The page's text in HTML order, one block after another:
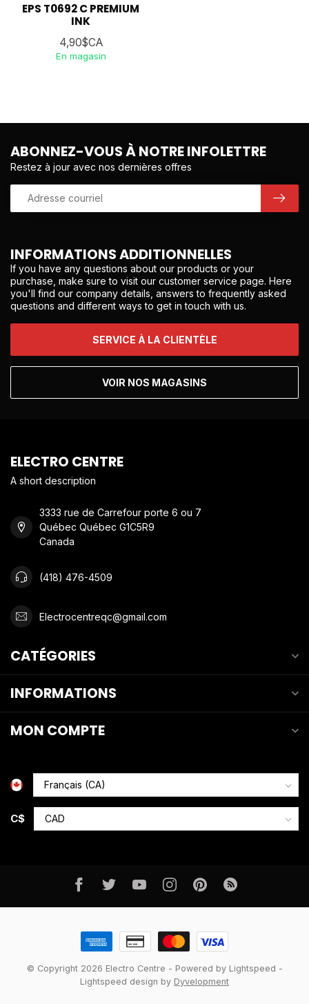
EPS T0692 C PREMIUM
INK
4,90$CA
En magasin
INFORMATIONS ADDITIONNELLES
If you have any questions about our products or your
purchase, make sure to visit our customer service page. Here
you'll find our company details, answers to frequently asked
questions and different ways to get in touch with us.
SERVICE À LA CLIENTÈLE
VOIR NOS MAGASINS
ABONNEZ-VOUS À NOTRE INFOLETTRE
Restez à jour avec nos dernières offres
ELECTRO CENTRE
A short description
3333 rue de Carrefour porte 6 ou 7
Québec Québec G1C5R9
Canada
(418) 476-4509
Electrocentreqc@gmail.com
CATÉGORIES
INFORMATIONS
MON COMPTE
C$
© Copyright 2026 Electro Centre - Powered by Lightspeed -
Lightspeed design by Dyvelopment